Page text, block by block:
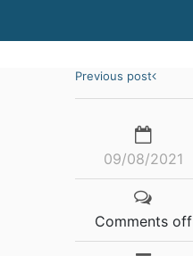
Previous post
09/08/2021
Comments off